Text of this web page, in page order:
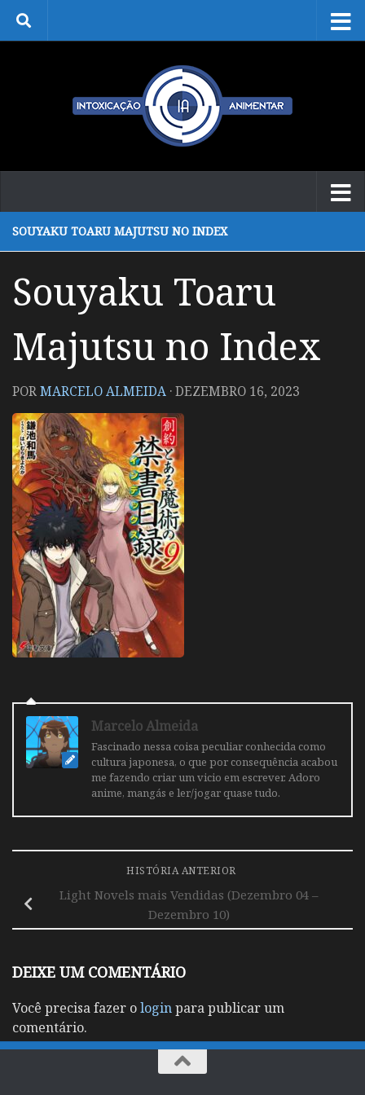
Skip to content
SOUYAKU TOARU MAJUTSU NO INDEX
Souyaku Toaru
Majutsu no Index
PORMARCELO ALMEIDA ·DEZEMBRO 16, 2023
Marcelo Almeida
Fascinado nessa coisa peculiar conhecida como
cultura japonesa, o que por consequência acabou
me fazendo criar um vicio em escrever. Adoro
anime, mangás e ler/jogar quase tudo.
HISTÓRIA ANTERIOR
Light Novels mais Vendidas (Dezembro 04 –
Dezembro 10)
DEIXE UM COMENTÁRIO
Você precisa fazer ologinpara publicar um
comentário.